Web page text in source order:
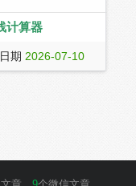
计算器
期 2026-07-10